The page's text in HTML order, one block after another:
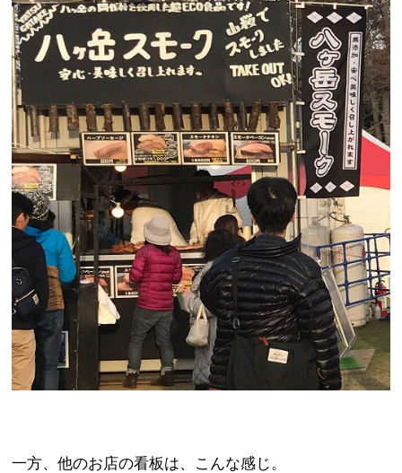
一方、他のお店の看板は、こんな感じ。